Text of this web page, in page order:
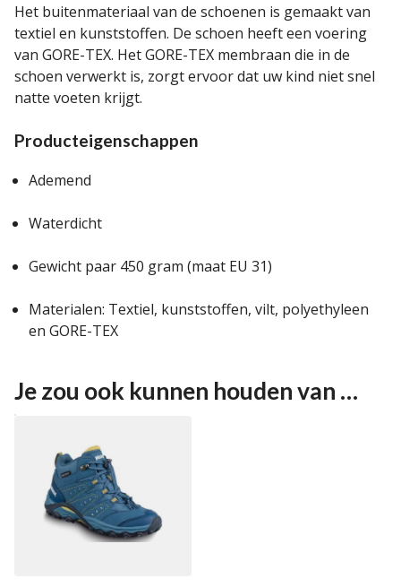
Het buitenmateriaal van de schoenen is gemaakt van
textiel en kunststoffen. De schoen heeft een voering
van GORE-TEX. Het GORE-TEX membraan die in de
schoen verwerkt is, zorgt ervoor dat uw kind niet snel
natte voeten krijgt.
Producteigenschappen
Ademend
Waterdicht
Gewicht paar 450 gram (maat EU 31)
Materialen: Textiel, kunststoffen, vilt, polyethyleen
en GORE-TEX
Je zou ook kunnen houden van …